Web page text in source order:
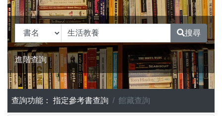
搜尋
進階查詢
查詢功能： 指定參考書查詢 館藏查詢